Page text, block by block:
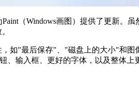
Paint（Windows画图）提供了更新
如"最后保存"、"磁盘上的大小"和
、输入框、更好的字体，以及整体